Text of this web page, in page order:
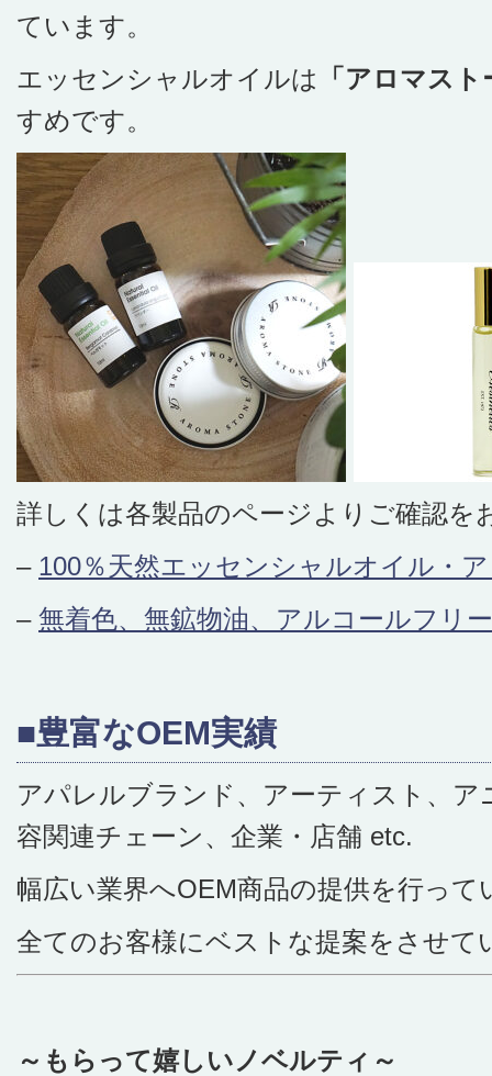
ています。
エッセンシャルオイルは
「アロマス
すめです。
詳しくは各製品のページよりご確認を
– 100％天然エッセンシャルオイル・
– 無着色、無鉱物油、アルコールフ
■豊富なOEM実績
アパレルブランド、アーティスト、ア
容関連チェーン、企業・店舗 etc.
幅広い業界へOEM商品の提供を行って
全てのお客様にベストな提案をさせて
～もらって嬉しいノベルティ～